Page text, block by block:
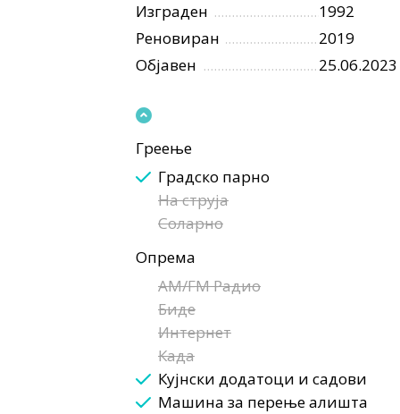
Изграден
1992
Реновиран
2019
Објавен
25.06.2023
Греење
Градско парно
На струја
Соларно
Опрема
AM/FM Радио
Биде
Интернет
Када
Кујнски додатоци и садови
Машина за перење алишта